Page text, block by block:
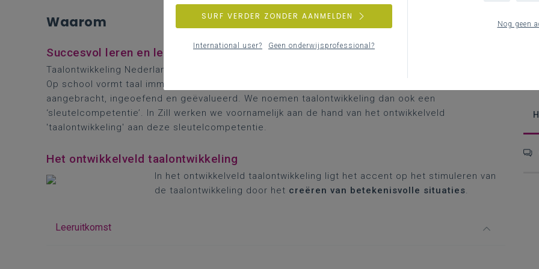
Waarom
Succesvol leren en leven
Taalontwikkeling Nederlands speelt een cruciale rol om tot
Op school vormt taal immers het medium waarin heel wat leerinhouden en compententies worden
aangebracht, ingeoefend en geëvalueerd. We noemen taalontwikkeling dan ook een
‘sleutelcompetentie’. In Zill werken we voornamelijk aan de hand van het ontwikkelveld
'taalontwikkeling' aan deze sleutelcompetentie.
Het ontwikkelveld taalontwikkeling
In het ontwikkelveld taalontwikkeling ligt het accent op het stimuleren van
de taalontwikkeling door het creëren van betekenisvolle situaties.
Leeruitkomst
Nog geen
SURF VERDER ZONDER AANMELDEN
International user? Geen onderwijsprofessional?